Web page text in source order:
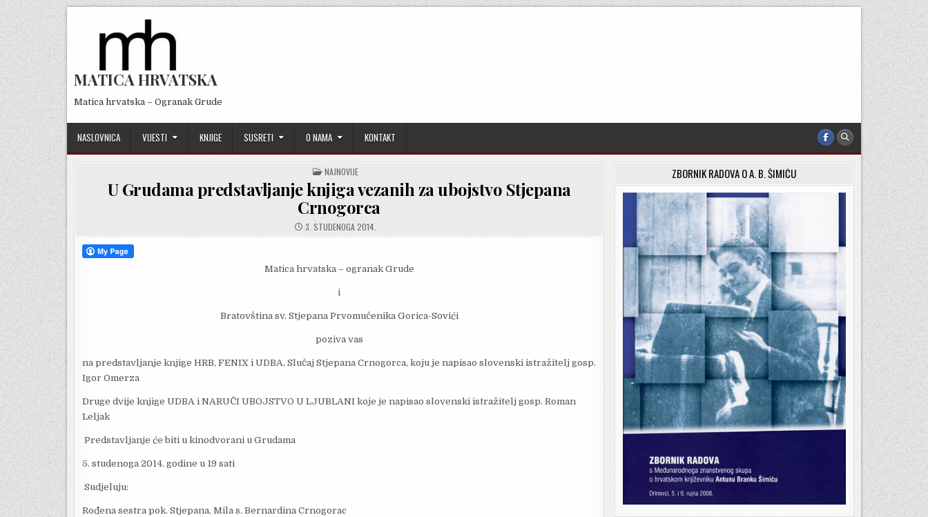
Skip
to
content
MATICA HRVATSKA
Matica hrvatska – Ogranak Grude
NASLOVNICA VIJESTI KNJIGE SUSRETI O NAMA KONTAKT
POSTED
IN
NAJNOVIJE
U Grudama predstavljanje knjiga vezanih za ubojstvo Stjepana
Crnogorca
3. STUDENOGA 2014.
Matica hrvatska – ogranak Grude
i
Bratovština sv. Stjepana Prvomučenika Gorica-Sovići
poziva vas
na predstavljanje knjige HRB, FENIX i UDBA, Slučaj Stjepana Crnogorca, koju je napisao slovenski istražitelj gosp.
Igor Omerza
Druge dvije knjige UDBA i NARUČI UBOJSTVO U LJUBLANI koje je napisao slovenski istražitelj gosp. Roman
Leljak
Predstavljanje će biti u kinodvorani u Grudama
5. studenoga 2014. godine u 19 sati
Sudjeluju:
Rođena sestra pok. Stjepana, Mila s. Bernardina Crnogorac
ZBORNIK RADOVA O A. B. ŠIMIĆU